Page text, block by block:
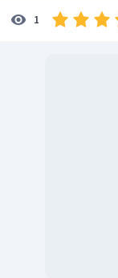
harus
pengertian yang
1